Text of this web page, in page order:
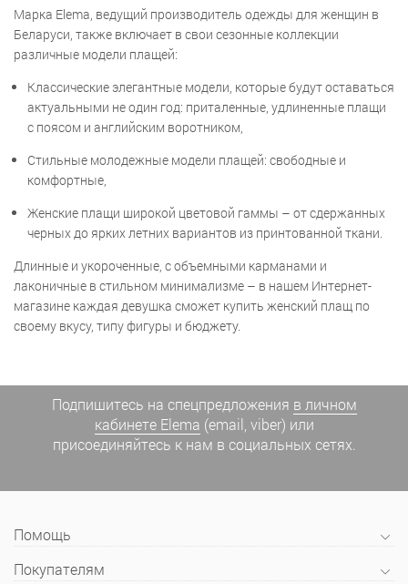
Марка Elema, ведущий производитель одежды для женщин в
Беларуси, также включает в свои сезонные коллекции
различные модели плащей:
Классические элегантные модели, которые будут оставаться
актуальными не один год: приталенные, удлиненные плащи
с поясом и английским воротником,
Стильные молодежные модели плащей: свободные и
комфортные,
Женские плащи широкой цветовой гаммы – от сдержанных
черных до ярких летних вариантов из принтованной ткани.
Длинные и укороченные, с объемными карманами и
лаконичные в стильном минимализме – в нашем Интернет-
магазине каждая девушка сможет купить женский плащ по
своему вкусу, типу фигуры и бюджету.
Подпишитесь на спецпредложения в личном
кабинете Elema (email, viber) или
присоединяйтесь к нам в социальных сетях.
Помощь
Покупателям